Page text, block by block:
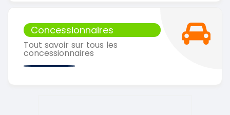
Concessionnaires
Tout savoir sur tous les
concessionnaires